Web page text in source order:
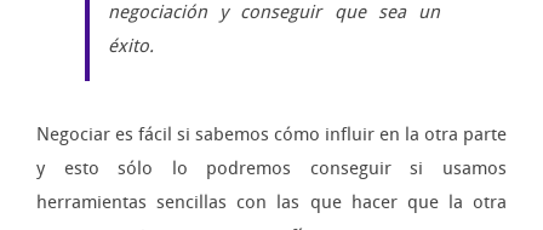
negociación y conseguir que sea un
éxito.
Negociar es fácil si sabemos cómo influir en la otra parte
y esto sólo lo podremos conseguir si usamos
herramientas sencillas con las que hacer que la otra